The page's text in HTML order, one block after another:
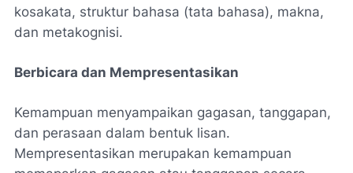
kosakata, struktur bahasa (tata bahasa), makna,
dan metakognisi.
Berbicara dan Mempresentasikan
Kemampuan menyampaikan gagasan, tanggapan,
dan perasaan dalam bentuk lisan.
Mempresentasikan merupakan kemampuan